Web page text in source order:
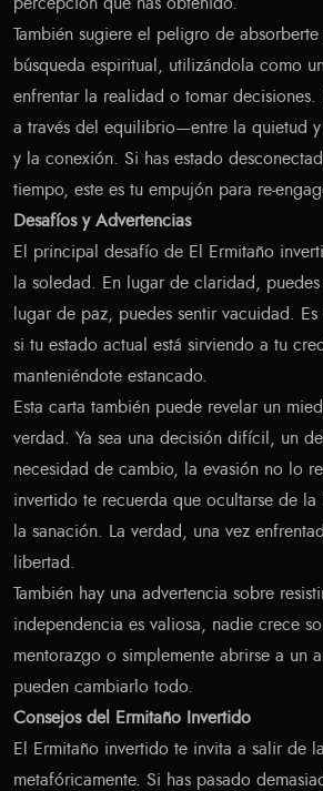
percepción que has obtenido.
También sugiere el peligro de
búsqueda espiritual, utilizándola como
enfrentar la realidad o tomar
a través del equilibrio—entre la quietud
y la conexión. Si has estado
tiempo, este es tu empujón para re-
Desafíos y Advertencias
El principal desafío de El Ermitaño
la soledad. En lugar de claridad,
lugar de paz, puedes sentir vacuidad.
si tu estado actual está sirviendo a tu
manteniéndote estancado.
Esta carta también puede revelar un
verdad. Ya sea una decisión difícil, un
necesidad de cambio, la evasión no lo
invertido te recuerda que ocultarse de la
la sanación. La verdad, una vez
libertad.
También hay una advertencia sobre
independencia es valiosa, nadie crece
mentorazgo o simplemente abrirse a un
pueden cambiarlo todo.
Consejos del Ermitaño Invertido
El Ermitaño invertido te invita a salir de
metafóricamente. Si has pasado